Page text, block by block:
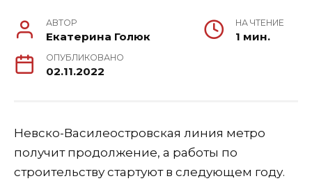
АВТОР
Екатерина Голюк
НА ЧТЕНИЕ
1 мин.
ОПУБЛИКОВАНО
02.11.2022
Невско-Василеостровская линия метро
получит продолжение, а работы по
строительству стартуют в следующем году.